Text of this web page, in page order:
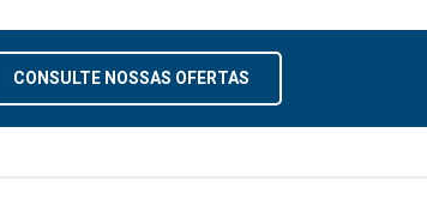
CONSULTE NOSSAS OFERTAS